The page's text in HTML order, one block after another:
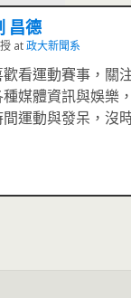
昌德
at政大新聞系
歡看運動賽事，關
種媒體資訊與娛樂
間運動與發呆，沒